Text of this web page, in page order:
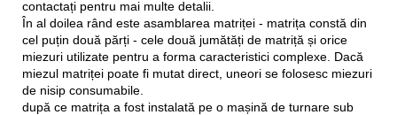
contactați pentru mai multe detalii.
În al doilea rând este asamblarea matriței - matrița constă din
cel puțin două părți - cele două jumătăți de matriță și orice
miezuri utilizate pentru a forma caracteristici complexe. Dacă
miezul matriței poate fi mutat direct, uneori se folosesc miezuri
de nisip consumabile.
după ce matrița a fost instalată pe o mașină de turnare sub